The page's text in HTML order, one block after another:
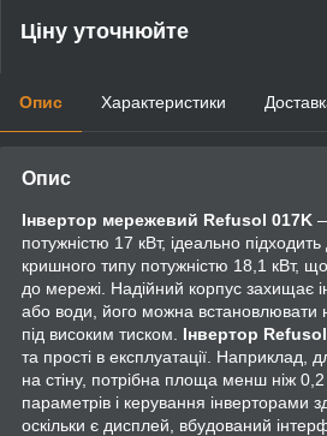
Ціну уточнюйте
Опис Характеристики
Опис
Інвертор мережевий Refusol 017K
потужністю 17 кВт, ідеально
кришного типу потужністю 18,1 кВт,
до мережі. Надійний корпус захищає
або води, його можна встановлювати
під високим тиском. Інвертор Refusol
та прості в експлуатації. Наприклад,
на стіну, потрібна площа менш ніж
параметрів і керування інверторами
оскільки є дисплей, вбудований